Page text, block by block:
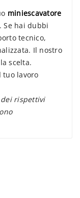
miniescavatore
Se hai dubbi
tecnico,
Il nostro
scelta.
tuo lavoro
rispettivi